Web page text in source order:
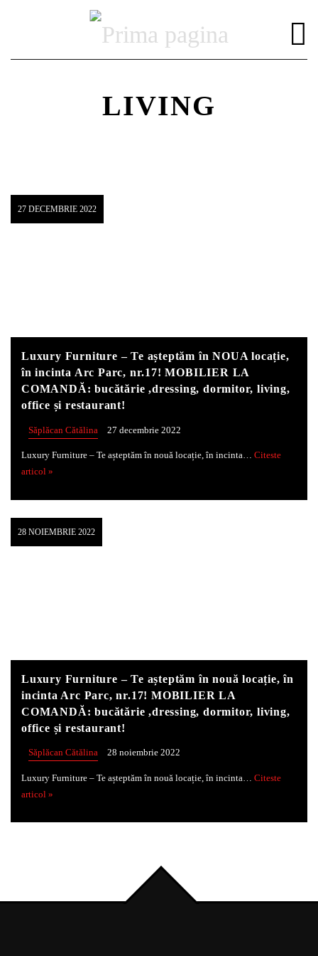
Whatsapp
LIVING
27 DECEMBRIE 2022
Luxury Furniture – Te așteptăm în NOUA locație,
în incinta Arc Parc, nr.17! MOBILIER LA
COMANDĂ: bucătărie ,dressing, dormitor, living,
office și restaurant!
Săplăcan Cătălina 27 decembrie 2022
Luxury Furniture – Te așteptăm în nouă locație, în incinta… Citeste
articol »
28 NOIEMBRIE 2022
Luxury Furniture – Te așteptăm în nouă locație, în
incinta Arc Parc, nr.17! MOBILIER LA
COMANDĂ: bucătărie ,dressing, dormitor, living,
office și restaurant!
Săplăcan Cătălina 28 noiembrie 2022
Luxury Furniture – Te așteptăm în nouă locație, în incinta… Citeste
articol »